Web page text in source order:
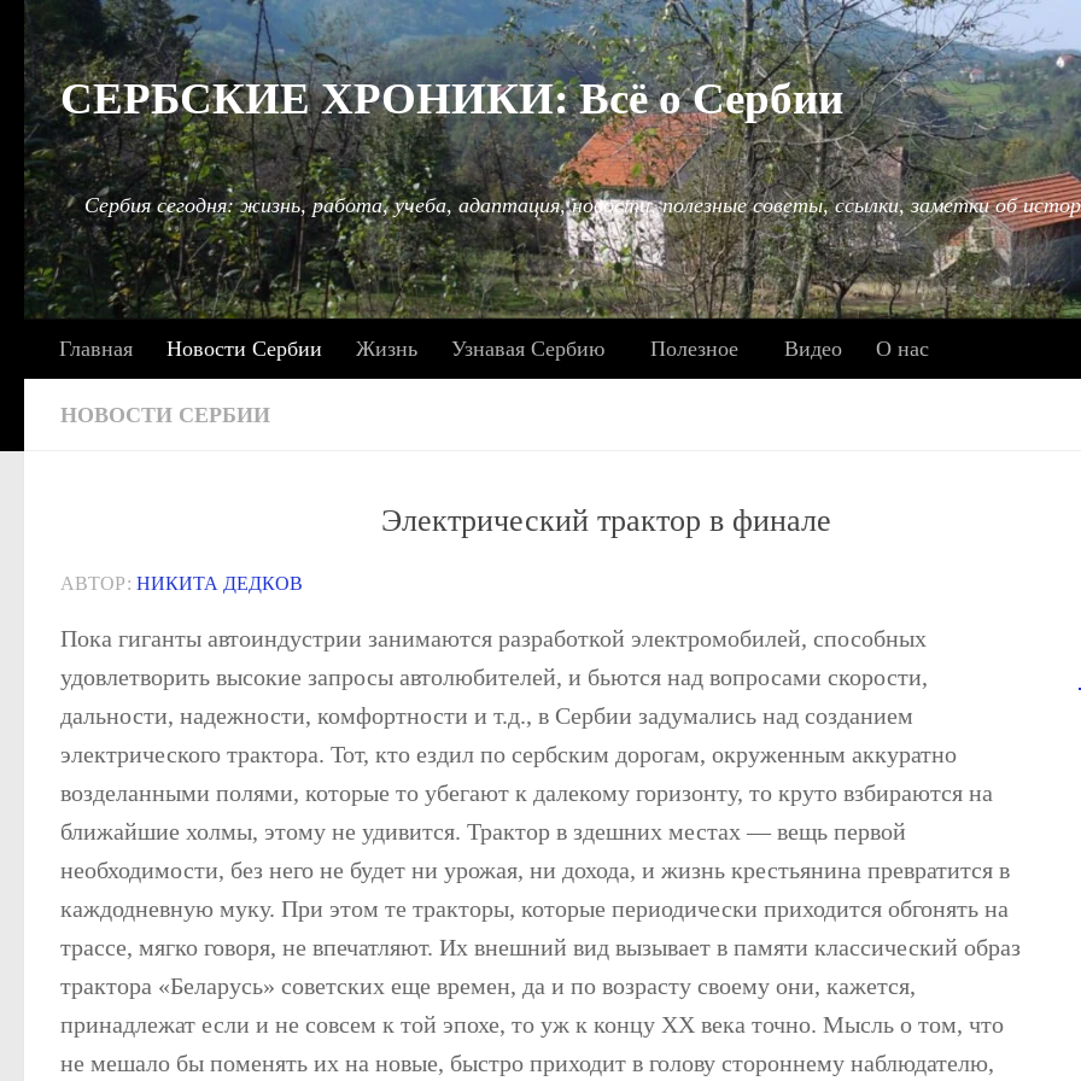
Под записью
СЕРБСКИЕ ХРОНИКИ: Всё о Сербии
Сербия сегодня: жизнь, работа, учеба, адаптация, новости, полезные советы, ссылки, заметки об
Главная Новости Сербии Жизнь Узнавая Сербию Полезное Видео О нас
НОВОСТИ СЕРБИИ
Электрический трактор в финале
АВТОР: НИКИТА ДЕДКОВ
Пока гиганты автоиндустрии занимаются разработкой электромобилей, способных
удовлетворить высокие запросы автолюбителей, и бьются над вопросами скорости,
дальности, надежности, комфортности и т.д., в Сербии задумались над созданием
электрического трактора. Тот, кто ездил по сербским дорогам, окруженным аккуратно
возделанными полями, которые то убегают к далекому горизонту, то круто взбираются на
ближайшие холмы, этому не удивится. Трактор в здешних местах — вещь первой
необходимости, без него не будет ни урожая, ни дохода, и жизнь крестьянина превратится в
каждодневную муку. При этом те тракторы, которые периодически приходится обгонять на
трассе, мягко говоря, не впечатляют. Их внешний вид вызывает в памяти классический образ
трактора «Беларусь» советских еще времен, да и по возрасту своему они, кажется,
принадлежат если и не совсем к той эпохе, то уж к концу XX века точно. Мысль о том, что
не мешало бы поменять их на новые, быстро приходит в голову стороннему наблюдателю,